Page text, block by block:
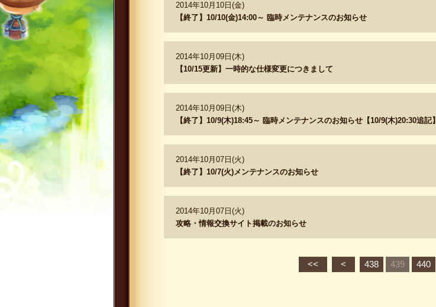
2014年10月10日(金)
【終了】10/10(金)14:00～ 臨時メンテナンスのお知らせ
2014年10月09日(木)
【10/15更新】一時的な仕様変更につきまして
2014年10月09日(木)
【終了】10/9(木)18:45～ 臨時メンテナンスのお知らせ【10/9(木)20:30追記】
2014年10月07日(火)
【終了】10/7(火)メンテナンスのお知らせ
2014年10月07日(火)
攻略・情報交換サイト掲載のお知らせ
<< < 438 439 440